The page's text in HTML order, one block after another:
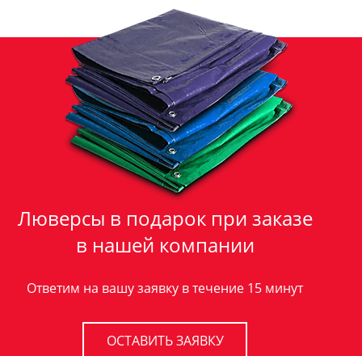
Люверсы в подарок при заказе
в нашей компании
Ответим на вашу заявку в течение 15 минут
ОСТАВИТЬ ЗАЯВКУ